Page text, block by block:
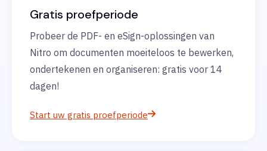
Gratis proefperiode
Probeer de PDF- en eSign-oplossingen van
Nitro om documenten moeiteloos te bewerken,
ondertekenen en organiseren: gratis voor 14
dagen!
Start uw gratis proefperiode